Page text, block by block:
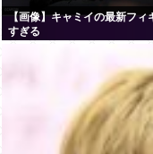
【画像】キャミイの最新フ
すぎる